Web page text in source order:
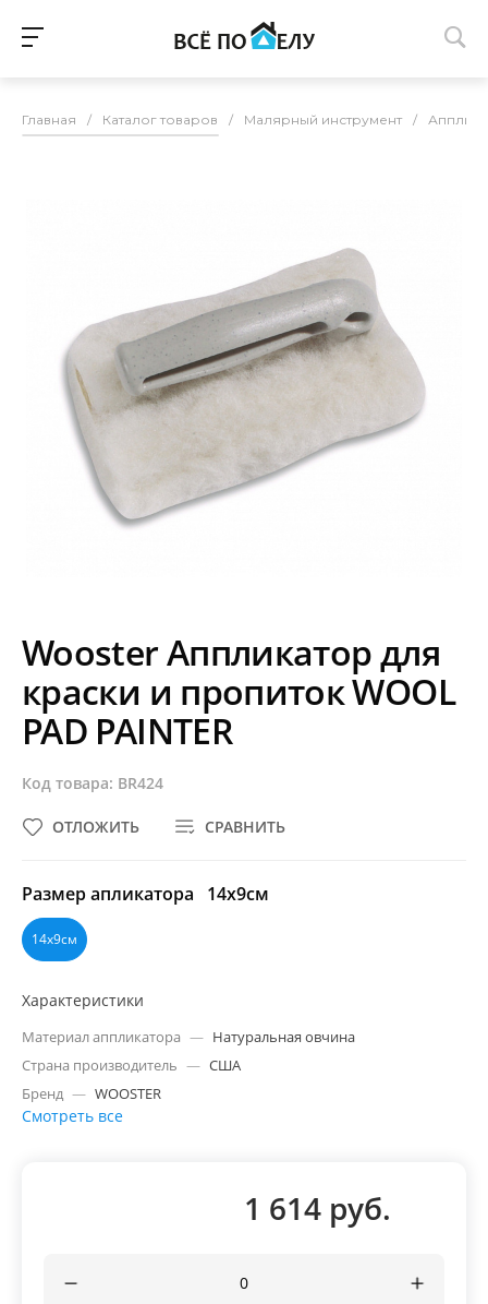
Главная / Каталог товаров / Малярный инструмент /
Wooster Аппликатор для
краски и пропиток WOOL
PAD PAINTER
Код товара: BR424
СРАВНИТЬ
ОТЛОЖИТЬ
Размер апликатора 14х9см
14х9см
Характеристики
Материал аппликатора — Натуральная овчина
Страна производитель — США
Бренд — WOOSTER
Смотреть все
1 614 руб.